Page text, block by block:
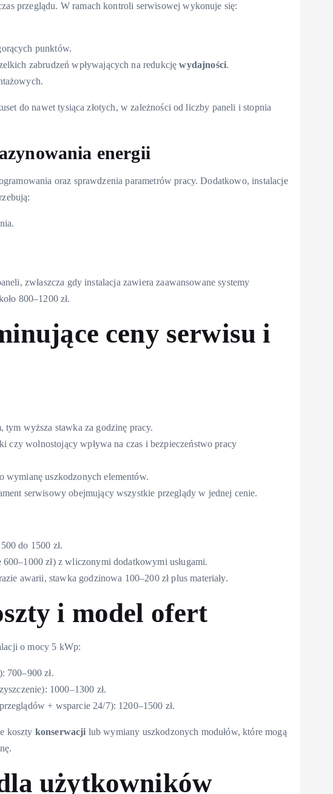
przeglądu. W ramach kontroli serwisowej wykonuje się:
punktów.
zabrudzeń wpływających na redukcjęwydajności.
do nawet tysiąca złotych, w zależności od liczby paneli i stopnia
energii
oraz sprawdzenia parametrów pracy. Dodatkowo, instalacje
zwłaszcza gdy instalacja zawiera zaawansowane systemy
800–1200 zł.
ceny serwisu i
tym wyższa stawka za godzinę pracy.
czy wolnostojący wpływa na czas i bezpieczeństwo pracy
wymianę uszkodzonych elementów.
serwisowy obejmujący wszystkie przeglądy w jednej cenie.
do 1500 zł.
600–1000 zł) z wliczonymi dodatkowymi usługami.
awarii, stawka godzinowa 100–200 zł plus materiały.
i model ofert
o mocy 5 kWp:
700–900 zł.
1000–1300 zł.
+ wsparcie 24/7): 1200–1500 zł.
koszty konserwacji lub wymiany uszkodzonych modułów, które mogą
użytkowników